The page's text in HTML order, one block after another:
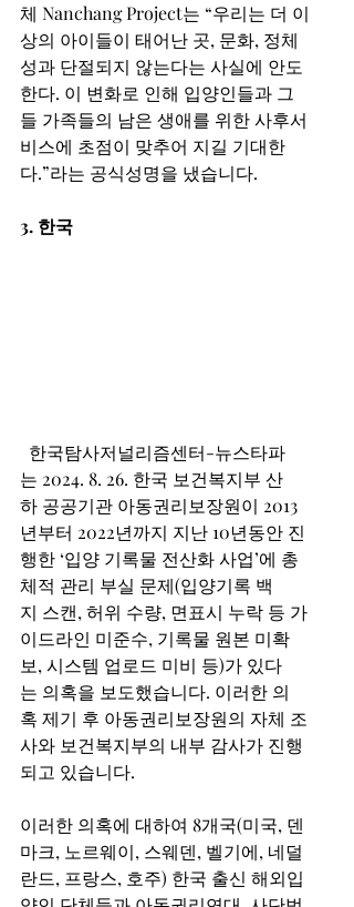
체 Nanchang Project는 “우리는 더 이
상의 아이들이 태어난 곳, 문화, 정체
성과 단절되지 않는다는 사실에 안도
한다. 이 변화로 인해 입양인들과 그
들 가족들의 남은 생애를 위한 사후서
비스에 초점이 맞추어 지길 기대한
다.”라는 공식성명을 냈습니다.
3. 한국
한국탐사저널리즘센터-뉴스타파
는 2024. 8. 26. 한국 보건복지부 산
하 공공기관 아동권리보장원이 2013
년부터 2022년까지 지난 10년동안 진
행한 ‘입양 기록물 전산화 사업’에 총
체적 관리 부실 문제(입양기록 백
지 스캔, 허위 수량, 면표시 누락 등 가
이드라인 미준수, 기록물 원본 미확
보, 시스템 업로드 미비 등)가 있다
는 의혹을 보도했습니다. 이러한 의
혹 제기 후 아동권리보장원의 자체 조
사와 보건복지부의 내부 감사가 진행
되고 있습니다.
이러한 의혹에 대하여 8개국(미국, 덴
마크, 노르웨이, 스웨덴, 벨기에, 네덜
란드, 프랑스, 호주) 한국 출신 해외입